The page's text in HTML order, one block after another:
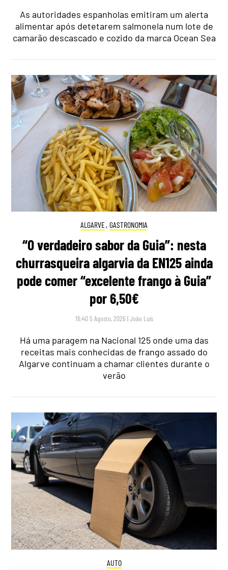
As autoridades espanholas emitiram um alerta
alimentar após detetarem salmonela num lote de
camarão descascado e cozido da marca Ocean Sea
ALGARVE, GASTRONOMIA
“O verdadeiro sabor da Guia”: nesta
churrasqueira algarvia da EN125 ainda
pode comer “excelente frango à Guia”
por 6,50€
16:40 5 Agosto, 2026 |João Luís
Há uma paragem na Nacional 125 onde uma das
receitas mais conhecidas de frango assado do
Algarve continuam a chamar clientes durante o
verão
AUTO